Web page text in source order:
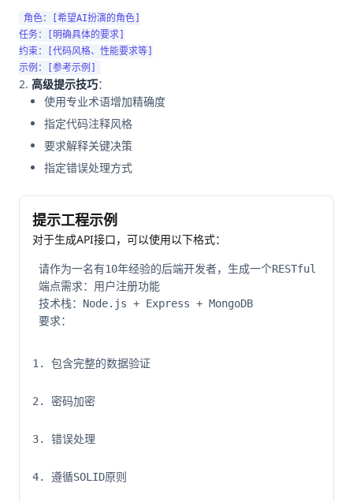
角色：[希望AI扮演的角色]
任务：[明确具体的要求]
约束：[代码风格、性能要求等]
高级提示技巧：
使用专业术语增加精确度
指定代码注释风格
要求解释关键决策
指定错误处理方式
提示工程示例
对于生成API接口，可以使用以下格式：
请作为一名有10年经验的后端开发者，生成一个RESTful API
端点需求：用户注册功能
技术栈：Node.js + Express + MongoDB
要求：
包含完整的数据验证
密码加密
错误处理
遵循SOLID原则